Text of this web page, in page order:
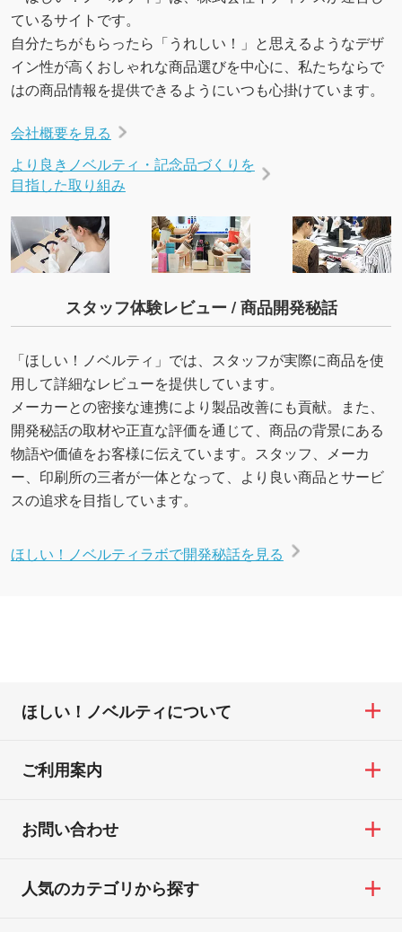
→詳しく見る
ているサイトです。
自分たちがもらったら「うれしい！」と思えるようなデザ
イン性が高くおしゃれな商品選びを中心に、私たちならで
はの商品情報を提供できるようにいつも心掛けています。
会社概要を見る
より良きノベルティ・記念品づくりを
目指した取り組み
スタッフ体験レビュー / 商品開発秘話
「ほしい！ノベルティ」では、スタッフが実際に商品を使
用して詳細なレビューを提供しています。
メーカーとの密接な連携により製品改善にも貢献。また、
開発秘話の取材や正直な評価を通じて、商品の背景にある
物語や価値をお客様に伝えています。スタッフ、メーカ
ー、印刷所の三者が一体となって、より良い商品とサービ
スの追求を目指しています。
ほしい！ノベルティラボで開発秘話を見る
ほしい！ノベルティについて
ご利用案内
お問い合わせ
人気のカテゴリから探す